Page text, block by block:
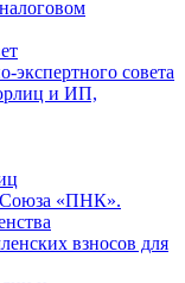
совета
и ИП,
Союза «ПНК».
взносов для